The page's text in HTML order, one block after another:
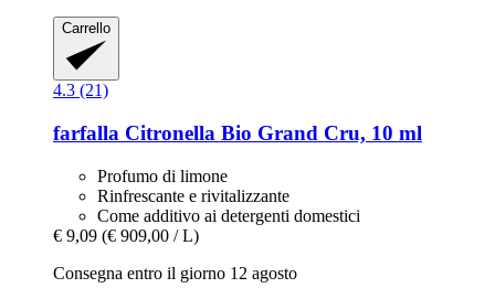
Carrello
4.3 (21)
farfalla Citronella Bio Grand Cru, 10 ml
Profumo di limone
Rinfrescante e rivitalizzante
Come additivo ai detergenti domestici
€ 9,09 (€ 909,00 / L)
Consegna entro il giorno 12 agosto